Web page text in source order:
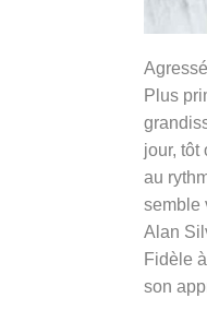
Plus
jour, tôt
au
semble
Alan
Fidèle
son